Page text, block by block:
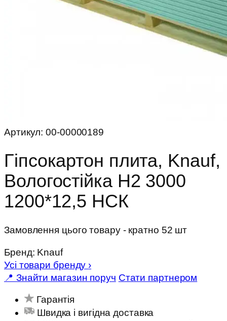
Артикул:00-00000189
Гіпсокартон плита, Knauf,
Вологостійка Н2 3000
1200*12,5 НСК
Замовлення цього товару - кратно 52 шт
Бренд: Knauf
Усі товари бренду ›
📍 Знайти магазин поруч Стати партнером
Гарантія
Швидка і вигідна доставка